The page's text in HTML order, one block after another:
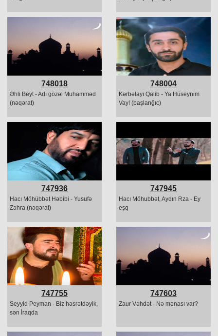
748018
Əhli Beyt - Adı gözəl Muhamməd
(nəqərat)
748004
Kərbəlayı Qalib - Ya Hüseynim
Vay! (başlanğıc)
747936
Hacı Möhübbət Həbibi - Yusufə
Zəhra (nəqərat)
747945
Hacı Möhubbət, Aydın Rza - Ey
eşq
747755
Seyyid Peyman - Biz həsrətdəyik,
sən İraqda
747603
Zaur Vəhdət - Nə mənası var?